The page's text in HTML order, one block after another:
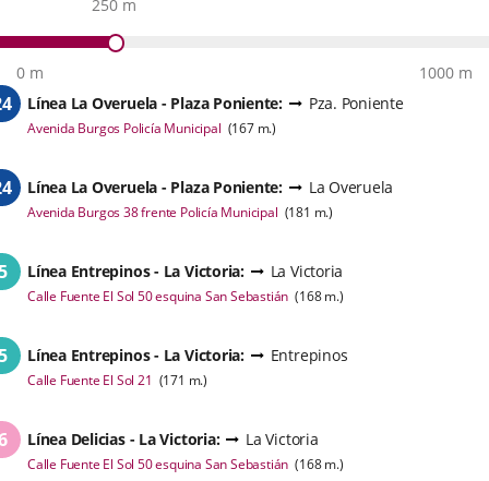
0 m
250 m
1000 m
Línea La Overuela - Plaza Poniente: Pza. Poniente
Avenida Burgos Policía MunicipalEnlace
externa.
(167 m.)
Línea La Overuela - Plaza Poniente: La Overuela
Avenida Burgos 38 frente Policía MunicipalEnlace
externa.
(181 m.)
Línea Entrepinos - La Victoria: La Victoria
Calle Fuente El Sol 50 esquina San SebastiánEnlace
externa.
(168 m.)
Línea Entrepinos - La Victoria: Entrepinos
Calle Fuente El Sol 21 Enlace
externa.
(171 m.)
Línea Delicias - La Victoria: La Victoria
Calle Fuente El Sol 50 esquina San SebastiánEnlace
(168 m.)